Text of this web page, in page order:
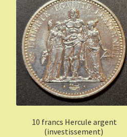
10 francs Hercule argent
(investissement)